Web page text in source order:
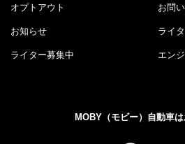
オプトアウト お問
お知らせ ライ
ライター募集中 エン
MOBY（モビー）自動車は